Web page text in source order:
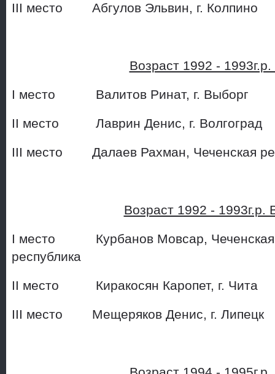
III место Абгулов Эльвин,
Возраст 1992 -
I место Валитов Ринат, г.
II место Лаврин Денис, г.
III место Далаев Рахман,
Возраст 1992 - 1993г.р.
I место Курбанов Мовсар, Чеченская
республика
II место Киракосян
III место Мещеряков